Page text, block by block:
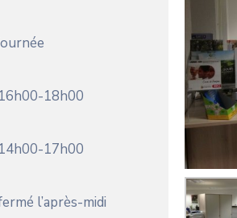
18h00
17h00
l’après-midi